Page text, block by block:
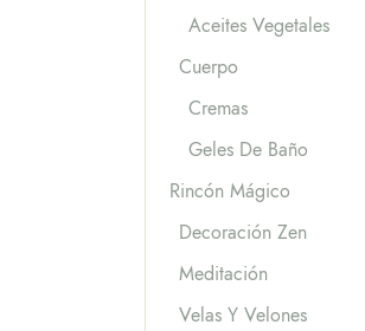
Aceites Vegetales
Cuerpo
Cremas
Geles De Baño
Rincón Mágico
Decoración Zen
Meditación
Velas Y Velones